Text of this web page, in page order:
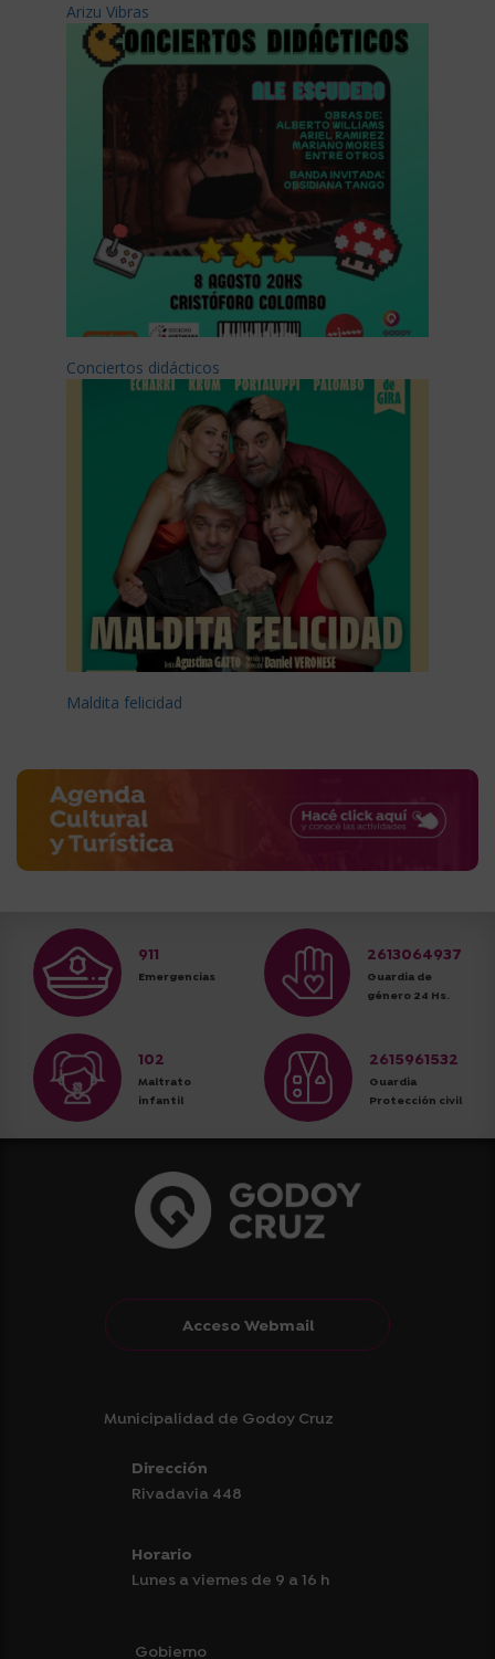
Arizu Vibras
Conciertos didácticos
Maldita felicidad
911
Emergencias
2613064937
Guardia de
género 24 Hs.
102
Maltrato
infantil
2615961532
Guardia
Protección civil
Acceso Webmail
Municipalidad de Godoy Cruz
Dirección
Rivadavia 448
Horario
Lunes a viernes de 9 a 16 h
Gobierno